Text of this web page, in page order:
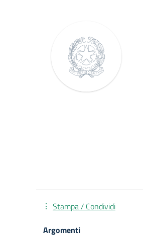
Stampa / Condividi
Argomenti